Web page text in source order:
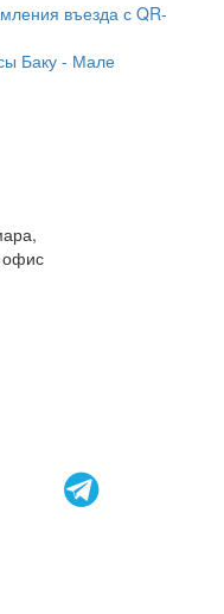
въезда с QR-
Баку - Мале
офис